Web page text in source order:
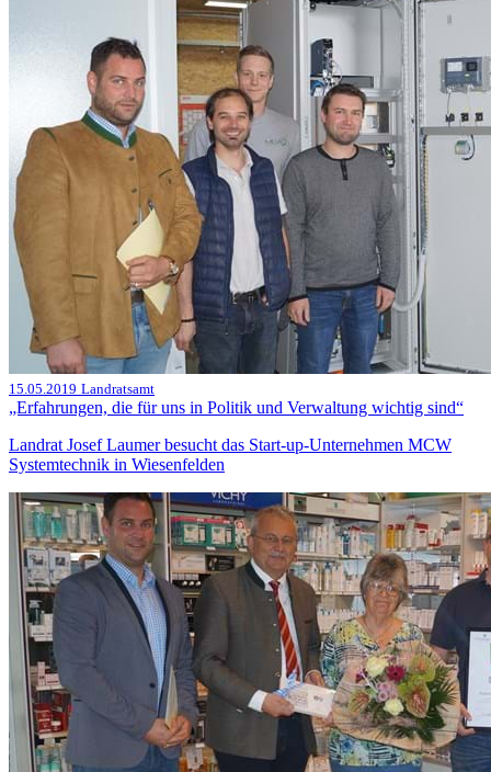
15.05.2019 Landratsamt
„Erfahrungen, die für uns in Politik und Verwaltung wichtig sind“
Landrat Josef Laumer besucht das Start-up-Unternehmen MCW
Systemtechnik in Wiesenfelden